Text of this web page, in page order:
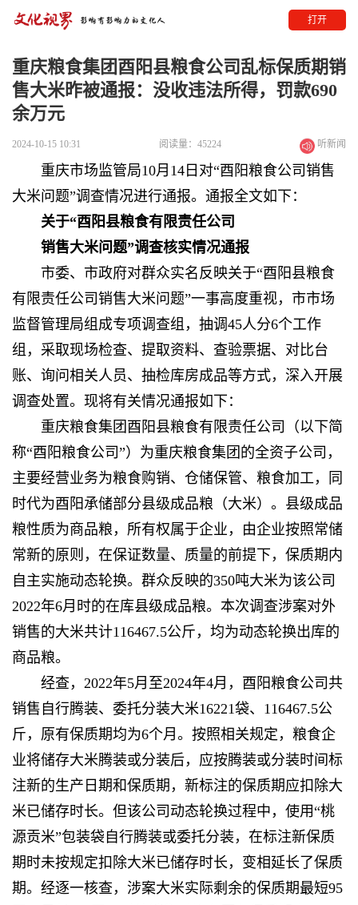
打开
重庆粮食集团酉阳县粮食公司乱标保质期销
售大米昨被通报：没收违法所得，罚款690
余万元
2024-10-15 10:31 阅读量：45224 听新闻
重庆市场监管局10月14日对“酉阳粮食公司销售
大米问题”调查情况进行通报。通报全文如下：
关于“酉阳县粮食有限责任公司
销售大米问题”调查核实情况通报
市委、市政府对群众实名反映关于“酉阳县粮食
有限责任公司销售大米问题”一事高度重视，市市场
监督管理局组成专项调查组，抽调45人分6个工作
组，采取现场检查、提取资料、查验票据、对比台
账、询问相关人员、抽检库房成品等方式，深入开展
调查处置。现将有关情况通报如下：
重庆粮食集团酉阳县粮食有限责任公司（以下简
称“酉阳粮食公司”）为重庆粮食集团的全资子公司，
主要经营业务为粮食购销、仓储保管、粮食加工，同
时代为酉阳承储部分县级成品粮（大米）。县级成品
粮性质为商品粮，所有权属于企业，由企业按照常储
常新的原则，在保证数量、质量的前提下，保质期内
自主实施动态轮换。群众反映的350吨大米为该公司
2022年6月时的在库县级成品粮。本次调查涉案对外
销售的大米共计116467.5公斤，均为动态轮换出库的
商品粮。
经查，2022年5月至2024年4月，酉阳粮食公司共
销售自行腾装、委托分装大米16221袋、116467.5公
斤，原有保质期均为6个月。按照相关规定，粮食企
业将储存大米腾装或分装后，应按腾装或分装时间标
注新的生产日期和保质期，新标注的保质期应扣除大
米已储存时长。但该公司动态轮换过程中，使用“桃
源贡米”包装袋自行腾装或委托分装，在标注新保质
期时未按规定扣除大米已储存时长，变相延长了保质
期。经逐一核查，涉案大米实际剩余的保质期最短95